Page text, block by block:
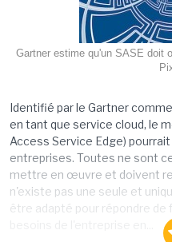
Gartner estime qu'un SASE doit
Identifié par le Gartner
en tant que service cloud, le
Access Service Edge)
entreprises. Toutes ne sont
mettre en œuvre et doivent
n'existe pas une seule et
être adapté pour répondre de